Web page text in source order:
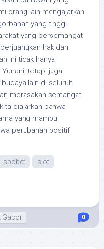
orang lain mengajarkan
yang tinggi.
yang bersemangat
hak dan
ini tidak hanya
tetapi juga
lain di seluruh
merasakan semangat
diajarkan bahwa
yang mampu
perubahan positif
sbobet
slot
Gacor 0